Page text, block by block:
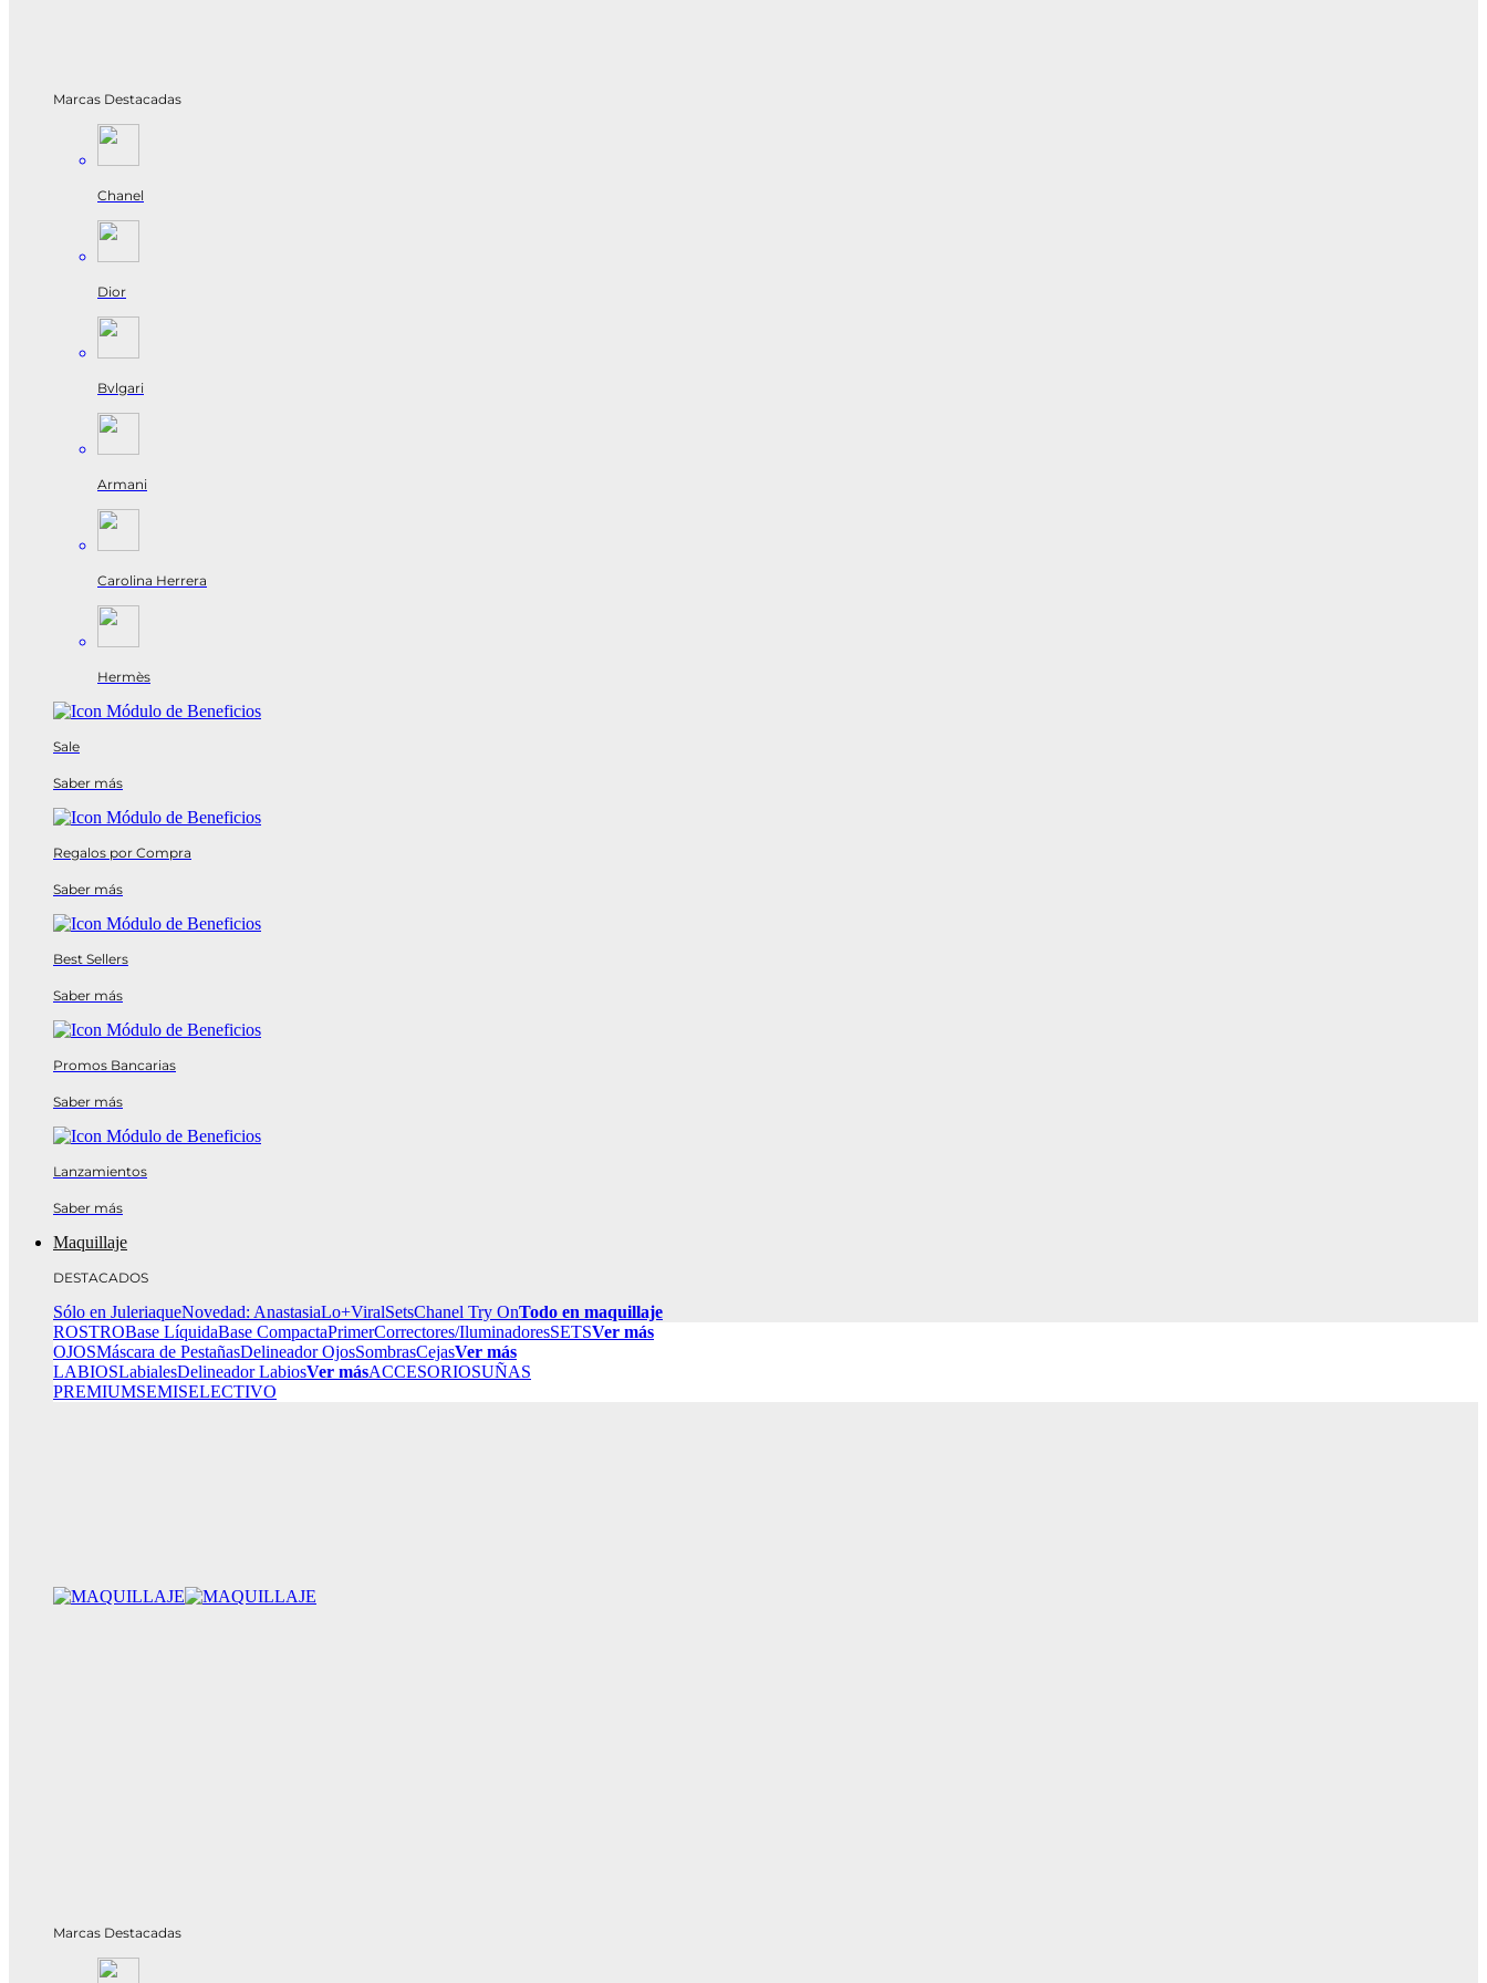
Marcas Destacadas
Chanel
Dior
Bvlgari
Armani
Carolina Herrera
Hermès
Sale
Saber más
Regalos por Compra
Saber más
Best Sellers
Saber más
Promos Bancarias
Saber más
Lanzamientos
Saber más
Maquillaje
DESTACADOS
Sólo en JuleriaqueNovedad: AnastasiaLo+ViralSetsChanel Try OnTodo en maquillaje
ROSTROBase LíquidaBase CompactaPrimerCorrectores/IluminadoresSETSVer más
OJOSMáscara de PestañasDelineador OjosSombrasCejasVer más
LABIOSLabialesDelineador LabiosVer másACCESORIOSUÑAS
PREMIUMSEMISELECTIVO
Marcas Destacadas